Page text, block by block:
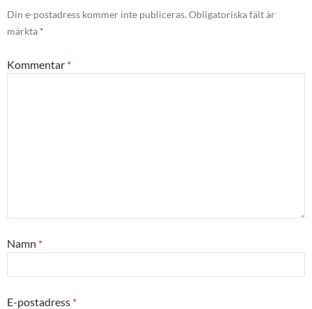
Din e-postadress kommer inte publiceras. Obligatoriska fält är
märkta *
Kommentar *
Namn *
E-postadress *